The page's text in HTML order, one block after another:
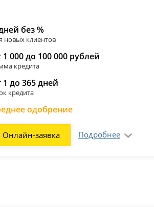
без %
новых клиентов
1 000 до 100 000 рублей
кредита
1 до 365 дней
кредита
одобрение
Онлайн-заявка Подробнее